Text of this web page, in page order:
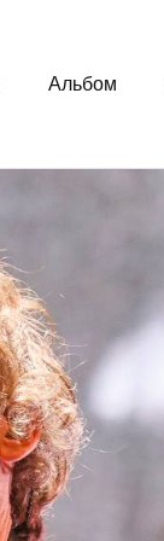
Альбом